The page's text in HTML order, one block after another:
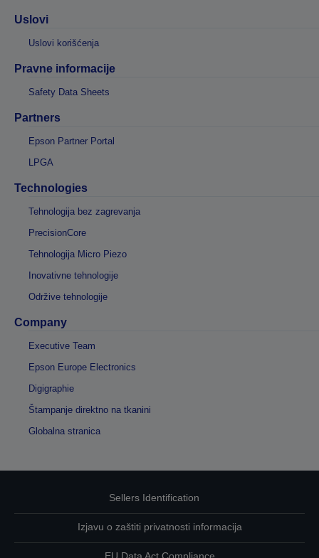
Uslovi
Uslovi korišćenja
Pravne informacije
Safety Data Sheets
Partners
Epson Partner Portal
LPGA
Technologies
Tehnologija bez zagrevanja
PrecisionCore
Tehnologija Micro Piezo
Inovativne tehnologije
Održive tehnologije
Company
Executive Team
Epson Europe Electronics
Digigraphie
Štampanje direktno na tkanini
Globalna stranica
Sellers Identification
Izjavu o zaštiti privatnosti informacija